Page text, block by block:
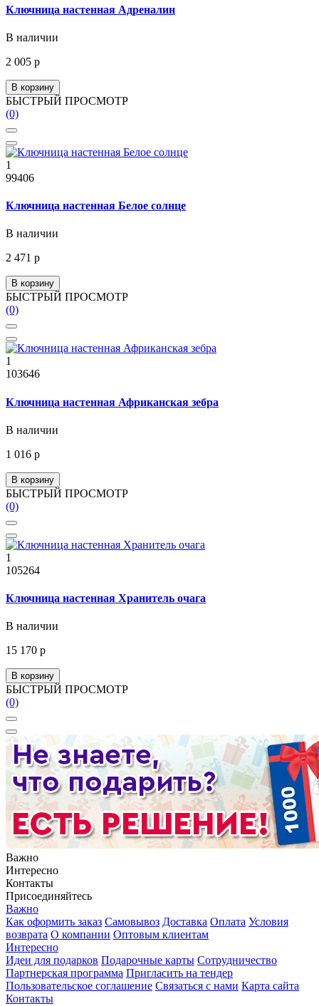
Ключница настенная Адреналин
В наличии
2 005 р
В корзину
БЫСТРЫЙ ПРОСМОТР
(0)
1
99406
Ключница настенная Белое солнце
В наличии
2 471 р
В корзину
БЫСТРЫЙ ПРОСМОТР
(0)
1
103646
Ключница настенная Африканская зебра
В наличии
1 016 р
В корзину
БЫСТРЫЙ ПРОСМОТР
(0)
1
105264
Ключница настенная Хранитель очага
В наличии
15 170 р
В корзину
БЫСТРЫЙ ПРОСМОТР
(0)
Важно
Интересно
Контакты
Присоединяйтесь
Важно
Как оформить заказ Самовывоз Доставка Оплата Условия
возврата О компании Оптовым клиентам
Интересно
Идеи для подарков Подарочные карты Сотрудничество
Партнерская программа Пригласить на тендер
Пользовательское соглашение Связаться с нами Карта сайта
Контакты